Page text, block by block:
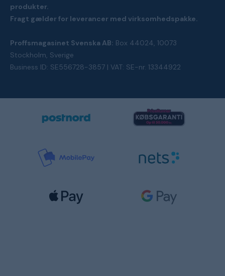
produkter.
Fragt gælder for leverancer med virksomhedspakke.
Proffsmagasinet Svenska AB: Box 44024, 10073
Stockholm, Sverige
Business ID: SE556728-3857 | VAT: SE-nr. 13344922